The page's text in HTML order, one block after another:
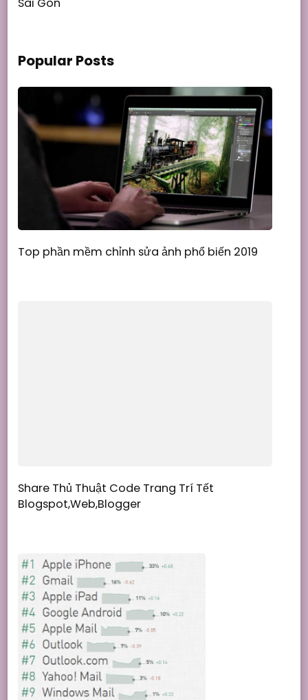
Popular Posts
Top phần mềm chỉnh sửa ảnh phổ biến 2019
Share Thủ Thuật Code Trang Trí Tết
Blogspot,Web,Blogger